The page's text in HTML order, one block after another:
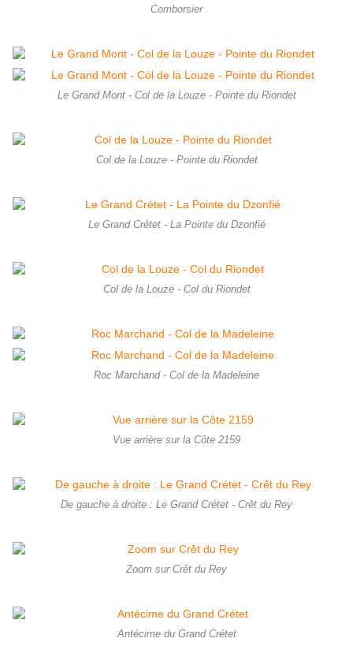
Comborsier
Le Grand Mont - Col de la Louze - Pointe du Riondet
Col de la Louze - Pointe du Riondet
Le Grand Crétet - La Pointe du Dzonfié
Col de la Louze - Col du Riondet
Roc Marchand - Col de la Madeleine
Vue arrière sur la Côte 2159
De gauche à droite : Le Grand Crétet - Crêt du Rey
Zoom sur Crêt du Rey
Antécime du Grand Crétet